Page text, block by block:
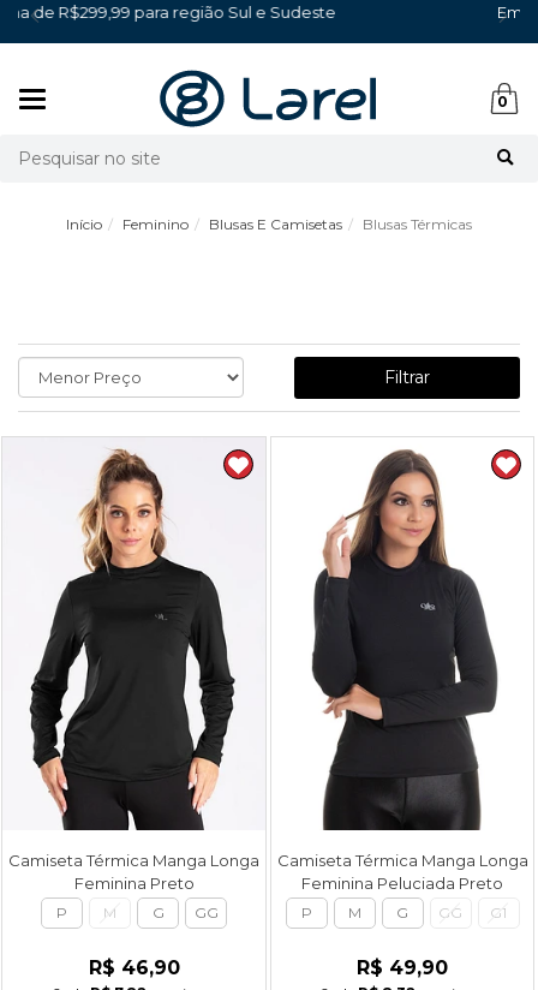
Sudeste Em até 6x sem juros no cartão
0
Busca
Início Feminino Blusas E Camisetas Blusas Térmicas
Filtrar
Camiseta Térmica Manga Longa
Feminina Preto
P M G GG
R$ 46,90
Camiseta Térmica Manga Longa
Feminina Peluciada Preto
P M G GG G1
R$ 49,90